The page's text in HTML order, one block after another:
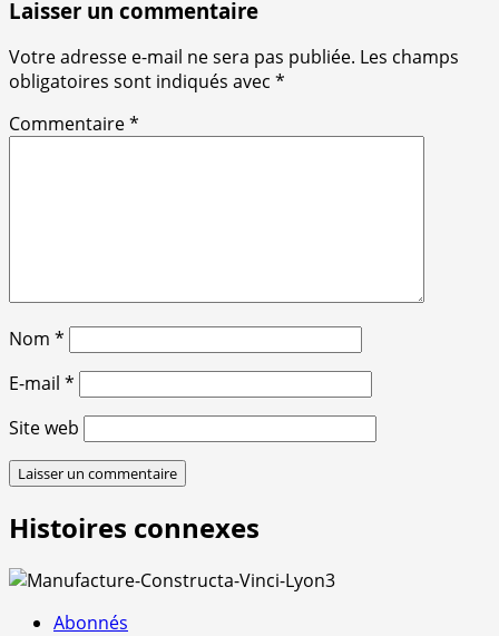
Laisser un commentaire
Votre adresse e-mail ne sera pas publiée. Les champs
obligatoires sont indiqués avec *
Commentaire*
Nom *
E-mail *
Site web
Histoires connexes
Abonnés